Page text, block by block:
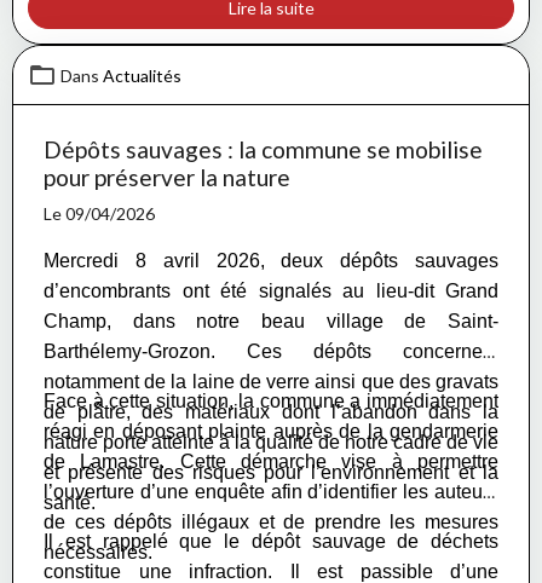
Lire la suite
Dans Actualités
Dépôts sauvages : la commune se mobilise
pour préserver la nature
Le 09/04/2026
Mercredi 8 avril 2026, deux dépôts sauvages
d’encombrants ont été signalés au lieu-dit Grand
Champ, dans notre beau village de Saint-
Barthélemy-Grozon. Ces dépôts concernent
notamment de la laine de verre ainsi que des gravats
de plâtre, des matériaux dont l’abandon dans la
nature porte atteinte à la qualité de notre cadre de vie
et présente des risques pour l’environnement et la
santé.
Face à cette situation, la commune a immédiatement
réagi en déposant plainte auprès de la gendarmerie
de Lamastre. Cette démarche vise à permettre
l’ouverture d’une enquête afin d’identifier les auteurs
de ces dépôts illégaux et de prendre les mesures
nécessaires.
Il est rappelé que le dépôt sauvage de déchets
constitue une infraction. Il est passible d’une